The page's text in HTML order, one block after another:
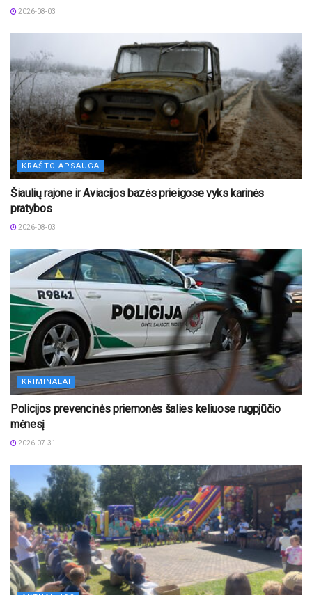
2026-08-03
KRAŠTO APSAUGA
Šiaulių rajone ir Aviacijos bazės prieigose vyks karinės
pratybos
2026-08-03
KRIMINALAI
Policijos prevencinės priemonės šalies keliuose rugpjūčio
mėnesį
2026-07-31